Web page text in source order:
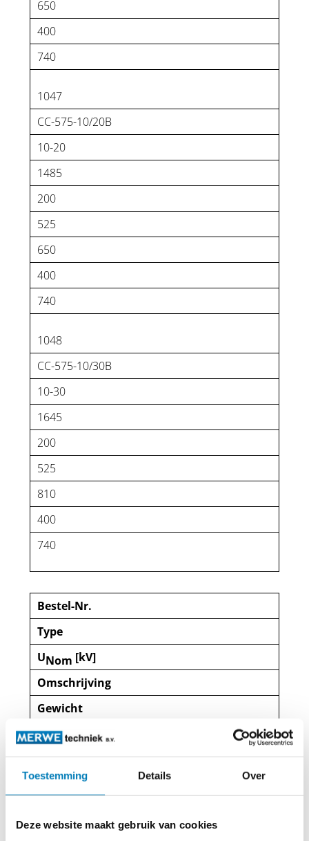
Toestemming Details Over
Deze website maakt gebruik van cookies
650
400
740
1047
CC-575-10/20B
10-20
1485
200
525
650
400
740
1048
CC-575-10/30B
10-30
1645
200
525
810
400
740
Bestel-Nr.
Type
UNom [kV]
Omschrijving
Gewicht
1046
CC-575-5/15B
5-15
Elektronische